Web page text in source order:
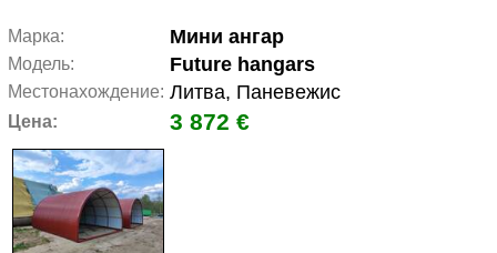
Марка: Мини ангар
Модель: Future hangars
Местонахождение: Литва, Паневежис
Цена: 3 872 €